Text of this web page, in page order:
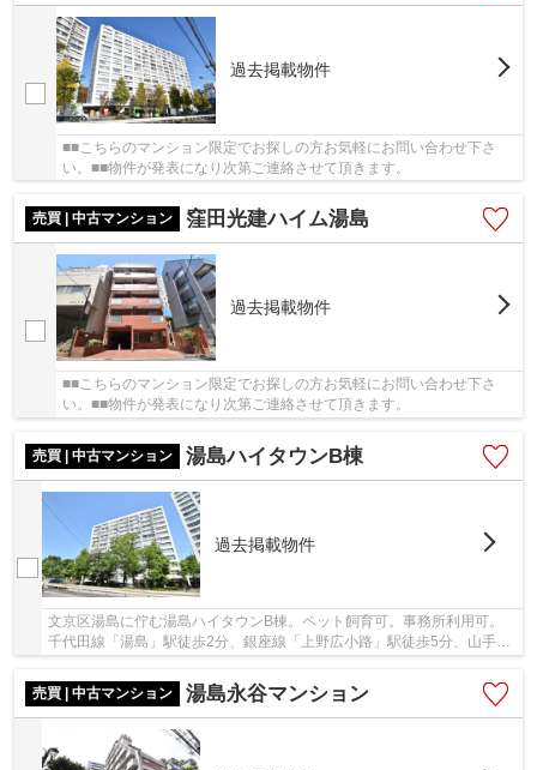
過去掲載物件
■■こちらのマンション限定でお探しの方お気軽にお問い合わせ下さ
い。■■物件が発表になり次第ご連絡させて頂きます。
売買 | 中古マンション 窪田光建ハイム湯島
過去掲載物件
■■こちらのマンション限定でお探しの方お気軽にお問い合わせ下さ
い。■■物件が発表になり次第ご連絡させて頂きます。
売買 | 中古マンション 湯島ハイタウンB棟
過去掲載物件
文京区湯島に佇む湯島ハイタウンB棟。ペット飼育可。事務所利用可。
千代田線「湯島」駅徒歩2分、銀座線「上野広小路」駅徒歩5分、山手線
売買 | 中古マンション
湯島永谷マンション